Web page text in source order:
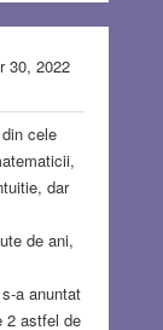
30, 2022
cele
dar
de ani,
a anuntat
2 astfel de